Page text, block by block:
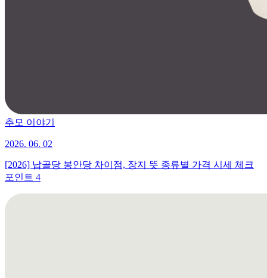
추모 이야기
2026. 06. 02
[2026] 납골당 봉안당 차이점, 장지 뜻 종류별 가격 시세 체크
포인트 4